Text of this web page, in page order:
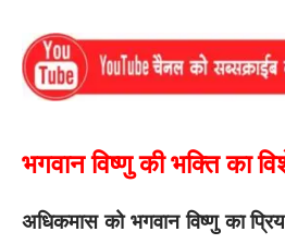
भगवान विष्णु की भक्ति का
अधिकमास को भगवान विष्णु का